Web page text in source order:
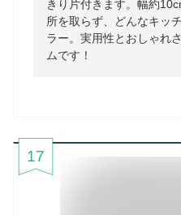
きり片付きます。幅約
所を取らず、どんなキッ
ラー。実用性とおしゃれ
ムです！
17